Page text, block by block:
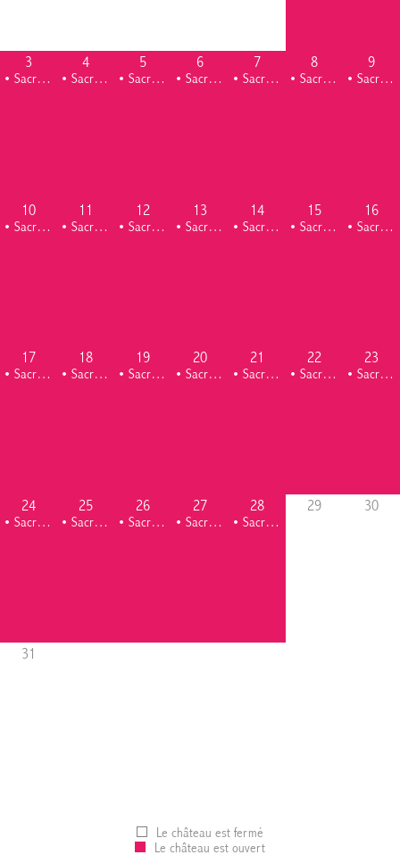
3
• Sacrés chantiers, Animations estivales
4
• Sacrés chantiers, Animations estivales
5
• Sacrés chantiers, Animations estivales
6
• Sacrés chantiers, Animations estivales
7
• Sacrés chantiers, Animations estivales
8
• Sacrés chantiers, Animations estivales
9
• Sacrés chantiers, Animations estivales
10
• Sacrés chantiers, Animations estivales
11
• Sacrés chantiers, Animations estivales
12
• Sacrés chantiers, Animations estivales
13
• Sacrés chantiers, Animations estivales
14
• Sacrés chantiers, Animations estivales
15
• Sacrés chantiers, Animations estivales
16
• Sacrés chantiers, Animations estivales
17
• Sacrés chantiers, Animations estivales
18
• Sacrés chantiers, Animations estivales
19
• Sacrés chantiers, Animations estivales
20
• Sacrés chantiers, Animations estivales
21
• Sacrés chantiers, Animations estivales
22
• Sacrés chantiers, Animations estivales
23
• Sacrés chantiers, Animations estivales
24
• Sacrés chantiers, Animations estivales
25
• Sacrés chantiers, Animations estivales
26
• Sacrés chantiers, Animations estivales
27
• Sacrés chantiers, Animations estivales
28
• Sacrés chantiers, Animations estivales
29 30
31
Le château est fermé
Le château est ouvert